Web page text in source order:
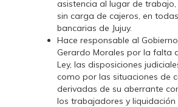
asistencia al lugar de
sin carga de cajeros, en
bancarias de Jujuy.
Hace responsable al
Gerardo Morales por la falta
Ley, las disposiciones
como por las situaciones de
derivadas de su aberrante
los trabajadores y liquidación